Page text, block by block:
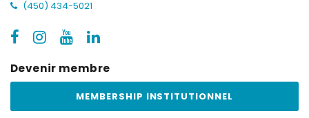
(450) 434-5021
Devenir membre
MEMBERSHIP INSTITUTIONNEL